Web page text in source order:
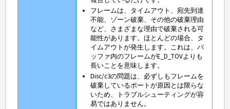
フレームは、タイムアウト、宛先到達
不能、ゾーン破棄、その他の破棄理由
など、さまざまな理由で破棄される可
能性があります。ほとんどの場合、タ
イムアウトが発生します。これは、バ
ッファ内のフレームがE_D_TOVよりも
長いことを意味します。
Disc/c3の問題は、必ずしもフレームを
破棄しているポートが原因とは限らな
いため、トラブルシューティングが容
易ではありません。